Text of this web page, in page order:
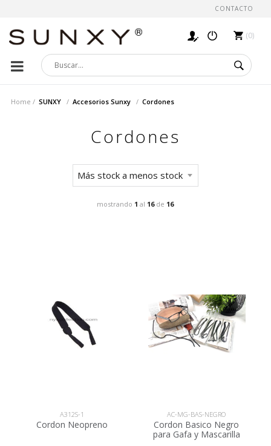
CONTACTO
0
Home SUNXY Accesorios Sunxy Cordones
Cordones
mostrando 1 al 16de 16
A312S-1
Cordon Neopreno
AC-MG-BAS-NEGRO
Cordon Basico Negro
para Gafa y Mascarilla